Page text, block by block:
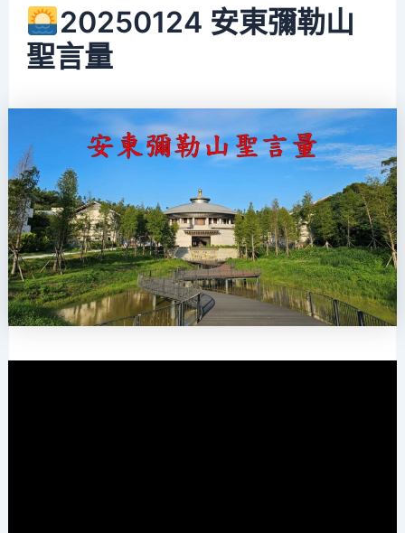
20250124 安東彌勒山
聖言量